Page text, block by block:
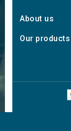
About us
Our products